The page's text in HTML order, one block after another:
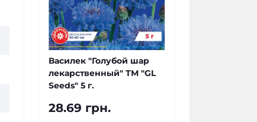
Василек "Голубой шар
лекарственный" ТМ "GL
Seeds" 5 г.
28.69 грн.